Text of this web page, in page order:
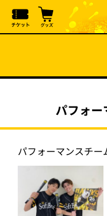
パフォ
パフォーマンスチー